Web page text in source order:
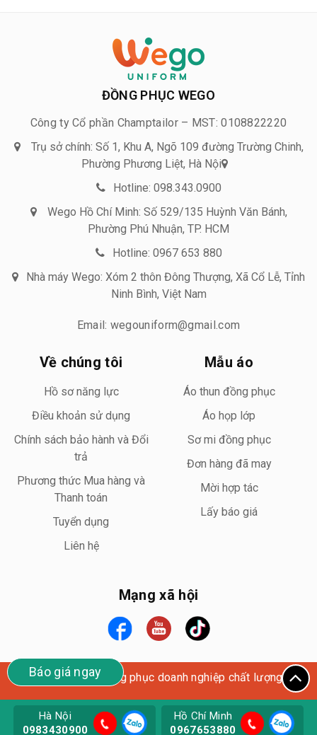
Báo giá ngay
ĐỒNG PHỤC WEGO
Công ty Cổ phần Champtailor – MST: 0108822220
Trụ sở chính: Số 1, Khu A, Ngõ 109 đường Trường Chinh,
Phường Phương Liệt, Hà Nội
Hotline: 098.343.0900
Wego Hồ Chí Minh: Số 529/135 Huỳnh Văn Bánh,
Phường Phú Nhuận, TP. HCM
Hotline: 0967 653 880
Nhà máy Wego: Xóm 2 thôn Đông Thượng, Xã Cổ Lễ, Tỉnh
Ninh Bình, Việt Nam
Email: wegouniform@gmail.com
Về chúng tôi
Hồ sơ năng lực
Điều khoản sử dụng
Chính sách bảo hành và Đổi
trả
Phương thức Mua hàng và
Thanh toán
Tuyển dụng
Liên hệ
Mẫu áo
Áo thun đồng phục
Áo họp lớp
Sơ mi đồng phục
Đơn hàng đã may
Mời hợp tác
Lấy báo giá
Mạng xã hội
Wego Uniform – Đồng phục doanh nghiệp chất lượng cao
Hà Nội
0983430900
Hồ Chí Minh
0967653880